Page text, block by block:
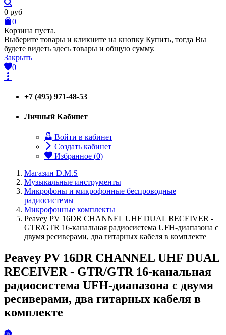
0 руб
0
Корзина пуста.
Выберите товары и кликните на кнопку Купить, тогда Вы
будете видеть здесь товары и общую сумму.
Закрыть
0
+7 (495) 971-48-53
Личный Кабинет
Войти в кабинет
Создать кабинет
Избранное (0)
Магазин D.M.S
Музыкальные инструменты
Микрофоны и микрофонные беспроводные
радиосистемы
Микрофонные комплекты
Peavey PV 16DR CHANNEL UHF DUAL RECEIVER -
GTR/GTR 16-канальная радиосистема UFH-диапазона с
двумя ресиверами, два гитарных кабеля в комплекте
Peavey PV 16DR CHANNEL UHF DUAL
RECEIVER - GTR/GTR 16-канальная
радиосистема UFH-диапазона с двумя
ресиверами, два гитарных кабеля в
комплекте